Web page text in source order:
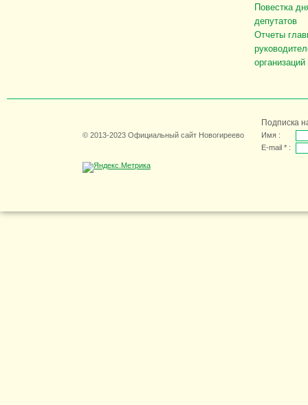
Повестка
депутатов
Отчеты
организаций
© 2013-2023 Официальный сайт Новогиреево
Подписка
Имя :
E-mail * :